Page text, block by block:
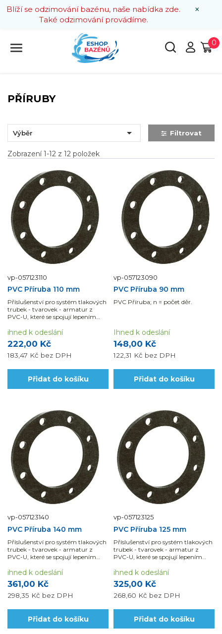
×
Blíží se odzimování bazénu, naše nabídka zde.
Také odzimování provádíme.
0
PŘÍRUBY
Výběr  Filtrovat
Zobrazení 1-12 z 12 položek
vp-057123110
PVC Příruba 110 mm
Příslušenství pro systém tlakových
trubek - tvarovek - armatur z
PVC-U, které se spojují lepením
222,00 Kč
183,47 Kč bez DPH
ihned k odeslání
Přidat do košíku
vp-057123090
PVC Příruba 90 mm
PVC Příruba; n = počet děr.
148,00 Kč
122,31 Kč bez DPH
Ihned k odeslání
Přidat do košíku
vp-057123140
PVC Příruba 140 mm
Příslušenství pro systém tlakových
trubek - tvarovek - armatur z
PVC-U, které se spojují lepením
361,00 Kč
298,35 Kč bez DPH
ihned k odeslání
Přidat do košíku
vp-057123125
PVC Příruba 125 mm
Příslušenství pro systém tlakových
trubek - tvarovek - armatur z
PVC-U, které se spojují lepením
325,00 Kč
268,60 Kč bez DPH
ihned k odeslání
Přidat do košíku